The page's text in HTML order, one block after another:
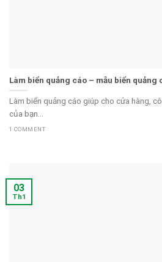
Làm biển quảng cáo – mẫu biển quảng
Làm biển quảng cáo giúp cho cửa hàng,
của bạn...
1 COMMENT
03
Th1